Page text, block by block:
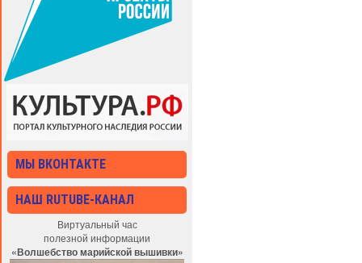
МЫ ВКОНТАКТЕ
НАШ RUTUBE-КАНАЛ
Виртуальный час
полезной информации
«Волшебство марийской вышивки»